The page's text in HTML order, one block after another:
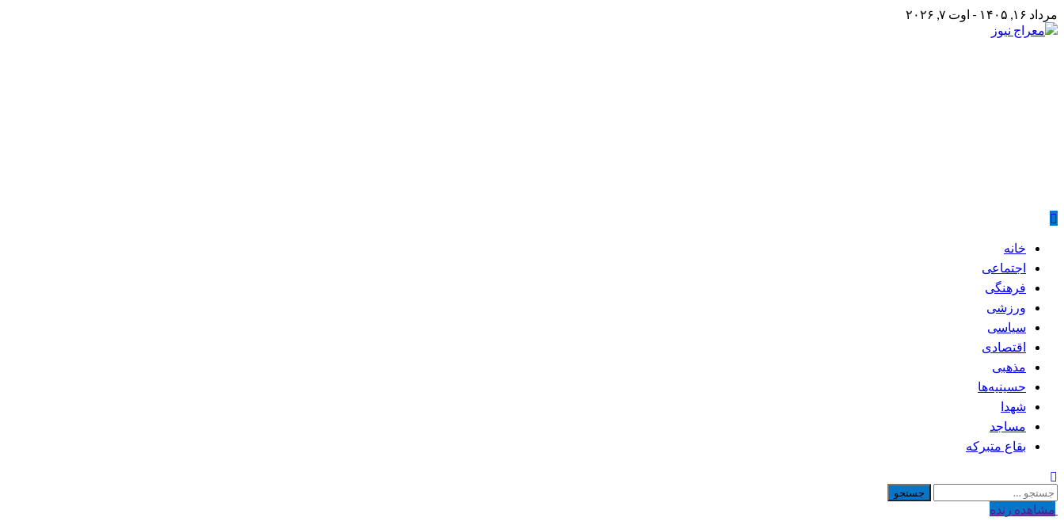
Skip
to
content
مرداد ۱۶, ۱۴۰۵ - اوت ۷, ۲۰۲۶
Primaryخانه
اجتماعی
فرهنگی
ورزشی
سیاسی
اقتصادی
مذهبی
حسینیه‌ها
شهدا
مساجد
بقاع متبرکه
جستجو
برای:
مشاهده‌ زنده